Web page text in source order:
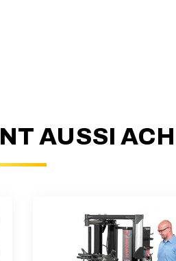
AUSSI